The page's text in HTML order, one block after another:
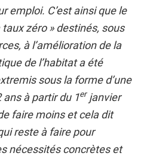
emploi. C’est ainsi que le
zéro » destinés, sous
à l’amélioration de la
de l’habitat a été
sous la forme d’une
à partir du 1erjanvier
faire moins et cela dit
reste à faire pour
nécessités concrètes et